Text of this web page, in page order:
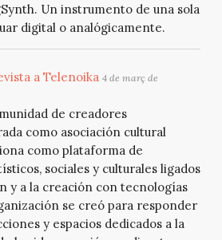
Un instrumento de una sola
digital o analógicamente.
a Telenoika 4 de març de
de creadores
como asociación cultural
como plataforma de
sociales y culturales ligados
y a la creación con tecnologías
se creó para responder
y espacios dedicados a la